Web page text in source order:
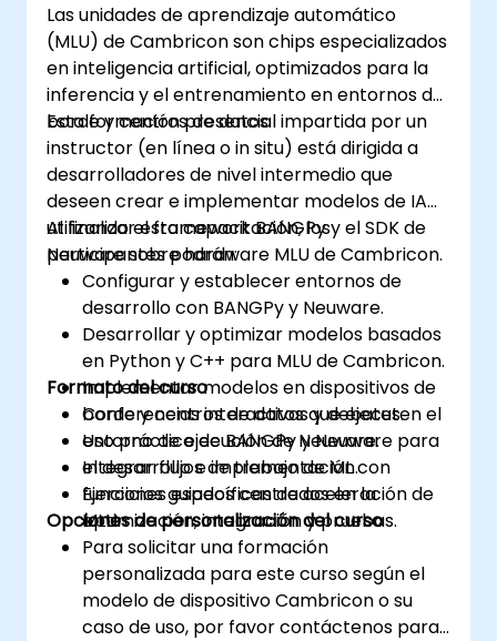
Las unidades de aprendizaje automático
(MLU) de Cambricon son chips especializados
en inteligencia artificial, optimizados para la
inferencia y el entrenamiento en entornos de
borde y centros de datos.
Esta formación presencial impartida por un
instructor (en línea o in situ) está dirigida a
desarrolladores de nivel intermedio que
deseen crear e implementar modelos de IA
utilizando el framework BANGPy y el SDK de
Neuware sobre hardware MLU de Cambricon.
Al finalizar esta capacitación, los
participantes podrán:
Configurar y establecer entornos de
desarrollo con BANGPy y Neuware.
Desarrollar y optimizar modelos basados
en Python y C++ para MLU de Cambricon.
Implementar modelos en dispositivos de
borde y centros de datos que ejecuten el
entorno de ejecución de Neuware.
Integrar flujos de trabajo de ML con
funciones específicas de aceleración de
MLU.
Formato del curso
Conferencias interactivas y debates.
Uso práctico de BANGPy y Neuware para
el desarrollo e implementación.
Ejercicios guiados centrados en la
optimización, integración y pruebas.
Opciones de personalización del curso
Para solicitar una formación
personalizada para este curso según el
modelo de dispositivo Cambricon o su
caso de uso, por favor contáctenos para